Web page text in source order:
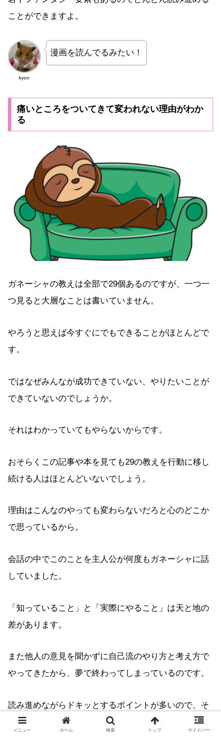
ことができますよ。
kyon
漫画を読んでるみたい！
痛いところをついてきて変われない理由がわか
る
ガネーシャの教えは全部で29個あるのですが、一つ一
つ見ると大層なことは書いていません。
やろうと思えば今すぐにでもできることがほとんどで
す。
ではなぜみんなが成功できていない、やりたいことが
できていないのでしょうか。
それはわかっていてもやらないからです。
おそらくこの記事や本を見ても29の教えを行動に移し
続ける人はほとんどいないでしょう。
理由はこんなのやっても変わらないだろと心のどこか
で思っているから。
会話の中でこのことを主人公が何度もガネーシャに話
していました。
「知っていること」と「実際にやること」は天と地の
差があります。
また他人の意見を聞かずに自己流のやり方と考え方で
やってきたから、夢で終わってしまっているのです。
読み進めながらドキッとするポイントが多いので、そ
こがあなたの変化点です。
メニュー ホーム 検索 トップ サイドバー